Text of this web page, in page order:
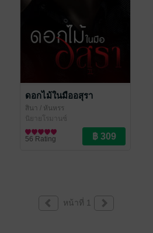
ดอกไม้ในมืออสุรา
สินา / หันหรร
นิยายโรมานซ์
56 Rating
หน้าที่ 1